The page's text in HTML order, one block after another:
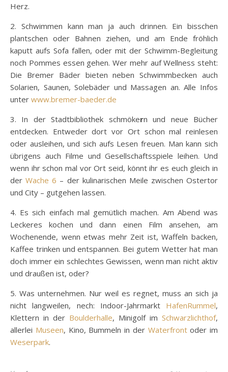
Herz.
2. Schwimmen kann man ja auch drinnen. Ein bisschen
plantschen oder Bahnen ziehen, und am Ende fröhlich
kaputt aufs Sofa fallen, oder mit der Schwimm-Begleitung
noch Pommes essen gehen. Wer mehr auf Wellness steht:
Die Bremer Bäder bieten neben Schwimmbecken auch
Solarien, Saunen, Solebäder und Massagen an. Alle Infos
unter www.bremer-baeder.de
3. In der Stadtbibliothek schmökern und neue Bücher
entdecken. Entweder dort vor Ort schon mal reinlesen
oder ausleihen, und sich aufs Lesen freuen. Man kann sich
übrigens auch Filme und Gesellschaftsspiele leihen. Und
wenn ihr schon mal vor Ort seid, könnt ihr es euch gleich in
derWache 6 – der kulinarischen Meile zwischen Ostertor
und City – gutgehen lassen.
4. Es sich einfach mal gemütlich machen. Am Abend was
Leckeres kochen und dann einen Film ansehen, am
Wochenende, wenn etwas mehr Zeit ist, Waffeln backen,
Kaffee trinken und entspannen. Bei gutem Wetter hat man
doch immer ein schlechtes Gewissen, wenn man nicht aktiv
und draußen ist, oder?
5. Was unternehmen. Nur weil es regnet, muss an sich ja
nicht langweilen, nech: Indoor-Jahrmarkt HafenRummel,
Klettern in der Boulderhalle, Minigolf im Schwarzlichthof,
allerlei Museen, Kino, Bummeln in der Waterfrontoder im
Weserpark.